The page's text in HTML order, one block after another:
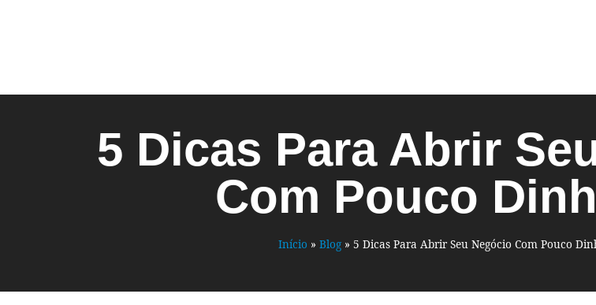
5 Dicas Para Abrir
Com Pouco
Início » Blog » 5 Dicas Para Abrir Seu Negócio Com Pouco